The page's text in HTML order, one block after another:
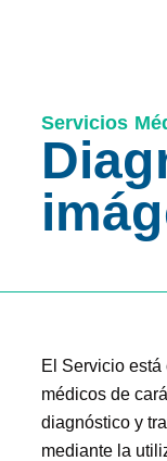
Servicios
El Servicio
médicos de
diagnóstico y
mediante la